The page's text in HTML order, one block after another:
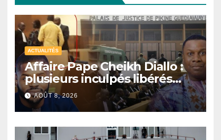
ACTUALITÉS
Affaire Pape Cheikh Diallo :
plusieurs inculpés libérés
après un non-lieu partiel
AOÛT 8, 2026